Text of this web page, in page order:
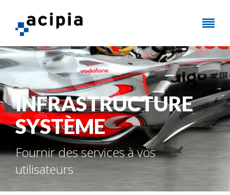
INFRASTRUCTURE
SYSTÈME
Fournir des services à vos
utilisateurs